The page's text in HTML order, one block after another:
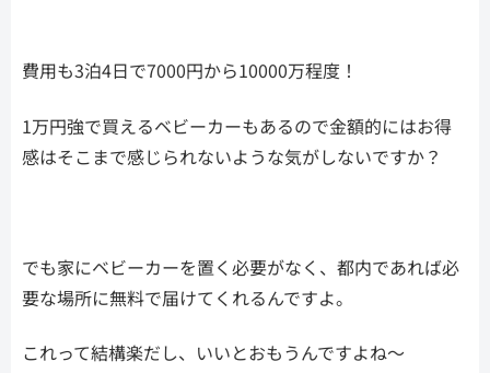
費用も3泊4日で7000円から10000万程度！
1万円強で買えるベビーカーもあるので金額的にはお得
感はそこまで感じられないような気がしないですか？
でも家にベビーカーを置く必要がなく、都内であれば必
要な場所に無料で届けてくれるんですよ。
これって結構楽だし、いいとおもうんですよね～